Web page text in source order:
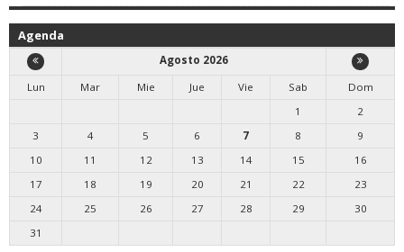
Agenda
Agosto 2026
Lun
Mar Mie Jue Vie Sab
Dom
1
2
3
4 5 6 7 8
9
10
11 12 13 14 15
16
17
18 19 20 21 22
23
24
25 26 27 28 29
30
31